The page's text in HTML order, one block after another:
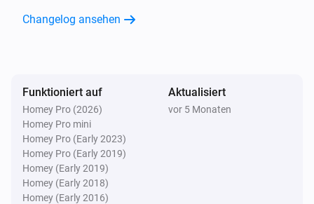
Changelog ansehen
Funktioniert auf
Homey Pro (2026)
Homey Pro mini
Homey Pro (Early 2023)
Homey Pro (Early 2019)
Homey (Early 2019)
Homey (Early 2018)
Homey (Early 2016)
Aktualisiert
vor 5 Monaten